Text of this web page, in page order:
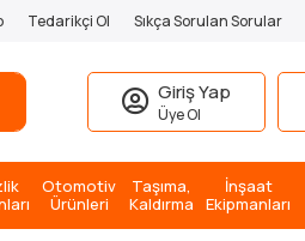
Tedarikçi Ol Sıkça Sorulan Sorular
Giriş Yap
Üye Ol
Otomotiv
Ürünleri
Taşıma,
Kaldırma
İnşaat
Ekipmanları